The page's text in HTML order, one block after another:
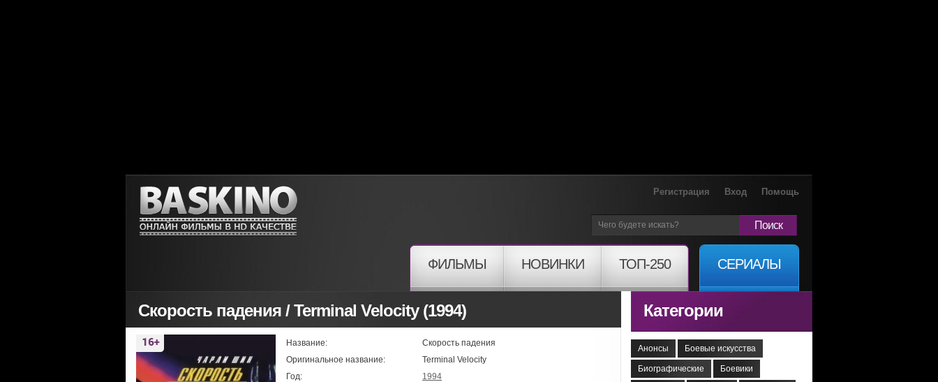
Регистрация Вход Помощь
Поиск
ФИЛЬМЫ НОВИНКИ ТОП-250 СЕРИАЛЫ
Скорость падения / Terminal Velocity (1994)
Название:
Скорость падения
Оригинальное название:
Terminal Velocity
Год:
1994
Категории
Анонсы Боевые искусства
Биографические Боевики